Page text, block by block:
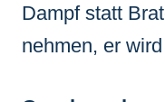
Dampf statt
nehmen, er